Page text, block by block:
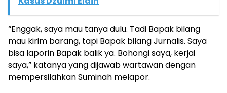
“Enggak, saya mau tanya dulu. Tadi Bapak bilang
mau kirim barang, tapi Bapak bilang Jurnalis. Saya
bisa laporin Bapak balik ya. Bohongi saya, kerjai
saya,” katanya yang dijawab wartawan dengan
mempersilahkan Suminah melapor.